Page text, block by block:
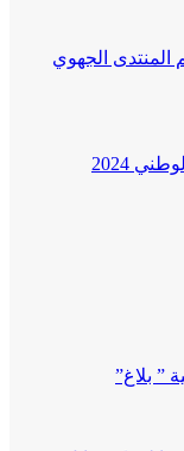
المنتدى الجهوي
2024
” بلاغ”